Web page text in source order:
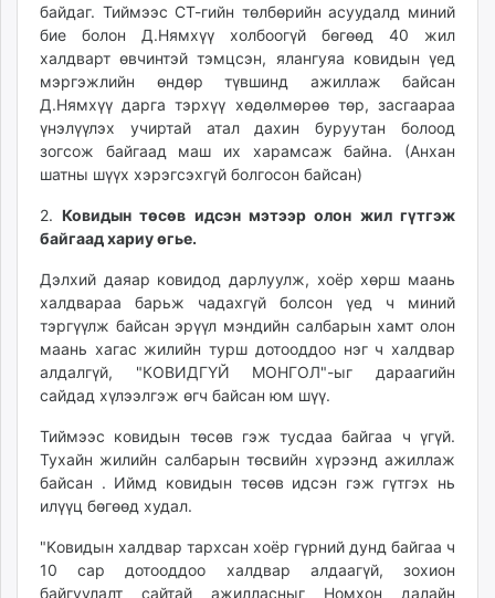
байдаг. Тиймээс СТ-гийн төлбөрийн асуудалд миний
бие болон Д.Нямхүү холбоогүй бөгөөд 40 жил
халдварт өвчинтэй тэмцсэн, ялангуяа ковидын үед
мэргэжлийн өндөр түвшинд ажиллаж байсан
Д.Нямхүү дарга тэрхүү хөдөлмөрөө төр, засгаараа
үнэлүүлэх учиртай атал дахин буруутан болоод
зогсож байгаад маш их харамсаж байна. (Анхан
шатны шүүх хэрэгсэхгүй болгосон байсан)
2. Ковидын төсөв идсэн мэтээр олон жил гүтгэж
байгаад хариу өгье.
Дэлхий даяар ковидод дарлуулж, хоёр хөрш маань
халдвараа барьж чадахгүй болсон үед ч миний
тэргүүлж байсан эрүүл мэндийн салбарын хамт олон
маань хагас жилийн турш дотооддоо нэг ч халдвар
алдалгүй, "КОВИДГҮЙ МОНГОЛ"-ыг дараагийн
сайдад хүлээлгэж өгч байсан юм шүү.
Тиймээс ковидын төсөв гэж тусдаа байгаа ч үгүй.
Тухайн жилийн салбарын төсвийн хүрээнд ажиллаж
байсан . Иймд ковидын төсөв идсэн гэж гүтгэх нь
илүүц бөгөөд худал.
"Kовидын халдвар тархсан хоёр гүрний дунд байгаа ч
10 сар дотооддоо халдвар алдаагүй, зохион
байгуулалт сайтай ажилласныг Номхон далайн